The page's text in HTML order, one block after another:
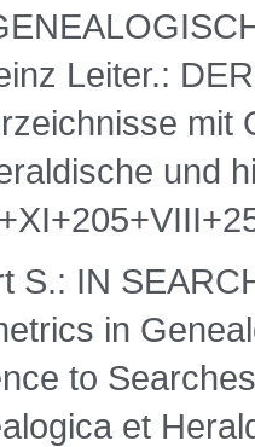
Leiter.:
mit
und
S.: IN
in
to
et